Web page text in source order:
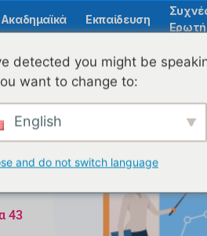
Ακαδημαϊκά Εκπαίδευση
43
detected you might be
want to change to:
English
and do not switch language